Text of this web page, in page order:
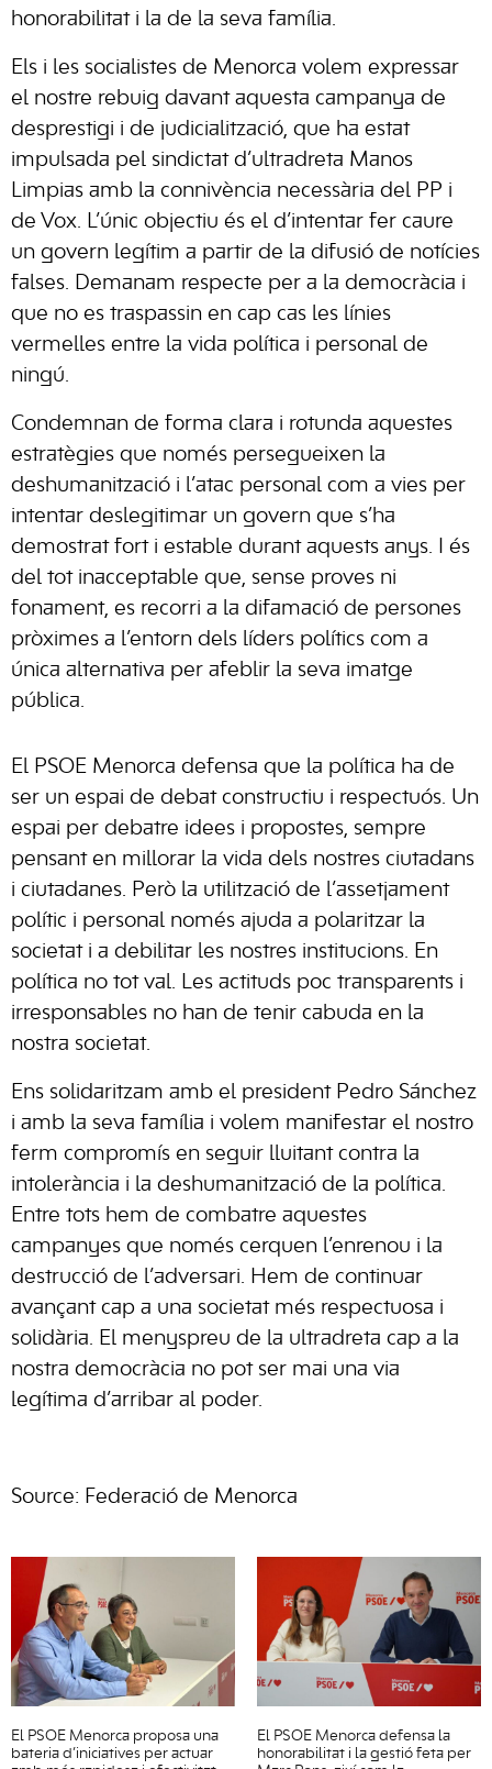
honorabilitat i la de la seva família.
Els i les socialistes de Menorca volem expressar
el nostre rebuig davant aquesta campanya de
desprestigi i de judicialització, que ha estat
impulsada pel sindictat d’ultradreta Manos
Limpias amb la connivència necessària del PP i
de Vox. L’únic objectiu és el d’intentar fer caure
un govern legítim a partir de la difusió de notícies
falses. Demanam respecte per a la democràcia i
que no es traspassin en cap cas les línies
vermelles entre la vida política i personal de
ningú.
Condemnan de forma clara i rotunda aquestes
estratègies que només persegueixen la
deshumanització i l’atac personal com a vies per
intentar deslegitimar un govern que s’ha
demostrat fort i estable durant aquests anys. I és
del tot inacceptable que, sense proves ni
fonament, es recorri a la difamació de persones
pròximes a l’entorn dels líders polítics com a
única alternativa per afeblir la seva imatge
pública.
El PSOE Menorca defensa que la política ha de
ser un espai de debat constructiu i respectuós. Un
espai per debatre idees i propostes, sempre
pensant en millorar la vida dels nostres ciutadans
i ciutadanes. Però la utilització de l’assetjament
polític i personal només ajuda a polaritzar la
societat i a debilitar les nostres institucions. En
política no tot val. Les actituds poc transparents i
irresponsables no han de tenir cabuda en la
nostra societat.
Ens solidaritzam amb el president Pedro Sánchez
i amb la seva família i volem manifestar el nostro
ferm compromís en seguir lluitant contra la
intolerància i la deshumanització de la política.
Entre tots hem de combatre aquestes
campanyes que només cerquen l’enrenou i la
destrucció de l’adversari. Hem de continuar
avançant cap a una societat més respectuosa i
solidària. El menyspreu de la ultradreta cap a la
nostra democràcia no pot ser mai una via
legítima d’arribar al poder.
Source: Federació de Menorca
El PSOE Menorca proposa una
bateria d’iniciatives per actuar
El PSOE Menorca defensa la
honorabilitat i la gestió feta per